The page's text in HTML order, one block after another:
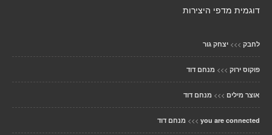
דוגמית מדפי היצירות
לחבק >>> יצחק גור
פוקוס ירוק >>> מנחם דוד
אוצר מילים >>> מנחם דוד
you are connected
>>> מנחם דוד